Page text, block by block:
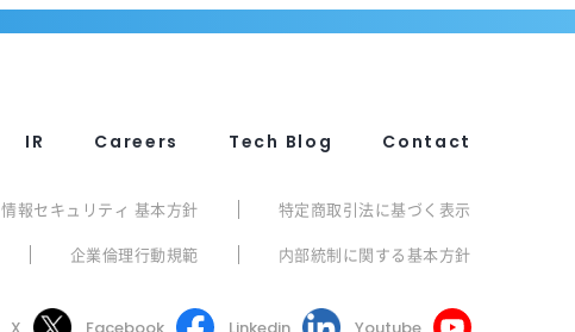
IR Careers Tech Blog Contact
情報セキュリティ 基本方針
特定商取引法に基づく表示
企業倫理行動規範 内部統制に関する基本方針